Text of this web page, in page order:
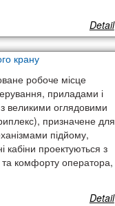
Detail
крану
робоче місце
приладами і
великими оглядовими
призначене для
підйому,
кабіни проектуються з
комфорту оператора,
Detail